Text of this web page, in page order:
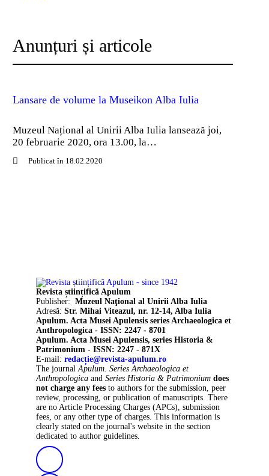
Anunțuri și articole
Lansare de volume la Museikon Alba Iulia
Muzeul Național al Unirii Alba Iulia lansează joi,
20 februarie 2020, ora 13.00, la…
Publicat în 18.02.2020
Revista științifică Apulum
Publisher: Muzeul Naţional al Unirii Alba Iulia
Adresă: Str. Mihai Viteazul, nr. 12-14, Alba Iulia
Apulum. Acta Musei Apulensis series Archaeologica et
Anthropologica - ISSN: 2247 - 8701
Apulum. Acta Musei Apulensis, series Historia &
Patrimonium - ISSN: 2247 - 871X
E-mail: redacție@revista-apulum.ro
The journal Apulum. Series Archaeologica et
Anthropologica and Series Historia & Patrimonium does
not charge any fees to authors for the submission, peer
review, processing, or publication of manuscripts. There
are no Article Processing Charges (APCs), submission
fees, or any other type of charges. This information is
clearly stated on the journal's website in the section
dedicated to author guidelines.